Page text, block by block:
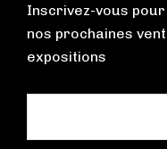
Inscrivez-vous
nos prochaines
expositions